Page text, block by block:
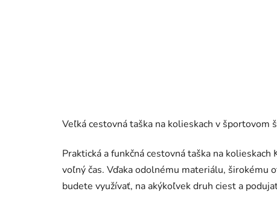
Veľká cestovná taška na kolieskach v športovom
Praktická a funkčná cestovná taška na
voľný čas. Vďaka odolnému materiálu, širokému
budete využívať, na akýkoľvek druh ciest a